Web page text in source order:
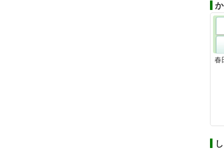
春